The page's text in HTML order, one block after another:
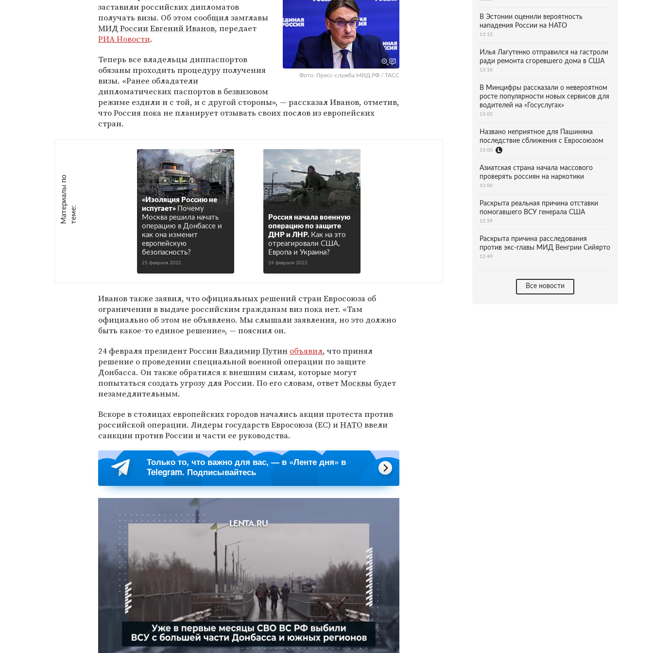
Фото: Пресс-служба МИД РФ / ТАСС
заставили российских дипломатов
получать визы. Об этом сообщил замглавы
МИД РоссииЕвгений Иванов, передает
РИА Новости.
Теперь все владельцы диппаспортов
обязаны проходить процедуру получения
визы. «Ранее обладатели
дипломатических паспортов в безвизовом
режиме ездили и с той, и с другой стороны», — рассказал Иванов, отметив,
что Россия пока не планирует отзывать своих послов из европейских
стран.
М
а
т е
р
и
а
л
ы
п
о
т
е
м
е :
«Изоляция Россию не
испугает»
Почему
Москва решила начать
операцию в Донбассе и
как она изменит
европейскую
безопасность?
25 февраля 2022
Россия начала военную
операцию по защите
ДНР и ЛНР. Как на это
отреагировали США,
Европа и Украина?
24 февраля 2022
Иванов также заявил, что официальных решений стран Евросоюза об
ограничении в выдаче российским гражданам виз пока нет. «Там
официально об этом не объявлено. Мы слышали заявления, но это должно
быть какое-то единое решение», — пояснил он.
24 февраля президент РоссииВладимир Путин объявил, что принял
решение о проведении специальной военной операции по защите
Донбасса. Он также обратился к внешним силам, которые могут
попытаться создать угрозу для России. По его словам, ответМосквы будет
незамедлительным.
Вскоре в столицах европейских городов начались акции протеста против
российской операции. Лидеры государств Евросоюза (ЕС) иНАТО ввели
санкции против России и части ее руководства.
Только то, что важно для вас, — в «Ленте дня» в
Telegram. Подписывайтесь
В Эстонии оценили вероятность
нападения России на НАТО
13:12
Илья Лагутенко отправился на гастроли
ради ремонта сгоревшего дома в США
13:10
В Минцифры рассказали о невероятном
росте популярности новых сервисов для
водителей на «Госуслугах»
13:05
Названо неприятное для Пашиняна
последствие сближения с Евросоюзом
13:00
Азиатская страна начала массового
проверять россиян на наркотики
13:00
Раскрыта реальная причина отставки
помогавшего ВСУ генерала США
12:59
Раскрыта причина расследования
против экс-главы МИД Венгрии Сийярто
12:49
Все новости